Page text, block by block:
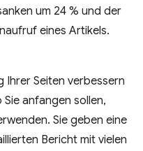
um 24 % und der
eines Artikels.
Ihrer Seiten verbessern
anfangen sollen,
Sie geben eine
Bericht mit vielen